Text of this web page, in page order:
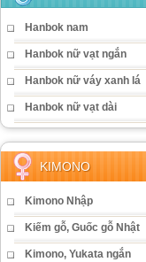
Hanbok nam
Hanbok nữ vạt ngắn
Hanbok nữ váy xanh lá
Hanbok nữ vạt dài
KIMONO
Kimono Nhập
Kiếm gỗ, Guốc gỗ Nhật
Kimono, Yukata ngắn